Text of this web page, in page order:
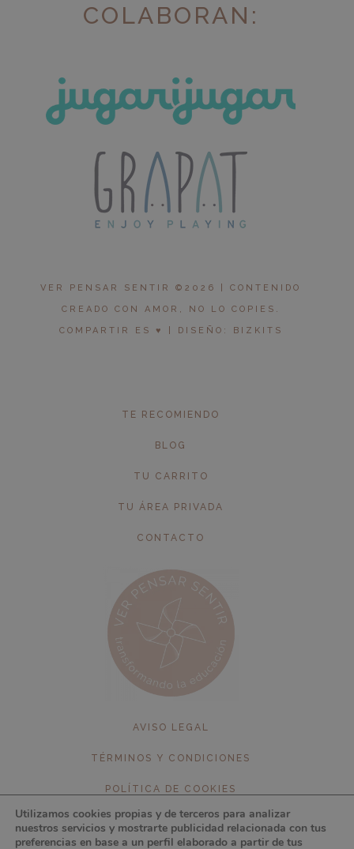
COLABORAN:
VER PENSAR SENTIR ©2026 | CONTENIDO
CREADO CON AMOR, NO LO COPIES.
COMPARTIR ES ♥︎ | DISEÑO: BIZKITS
TE RECOMIENDO
BLOG
TU CARRITO
TU ÁREA PRIVADA
CONTACTO
AVISO LEGAL
TÉRMINOS Y CONDICIONES
POLÍTICA DE COOKIES
POLÍTICA DE PRIVACIDAD
Utilizamos cookies propias y de terceros para analizar
nuestros servicios y mostrarte publicidad relacionada con tus
preferencias en base a un perfil elaborado a partir de tus